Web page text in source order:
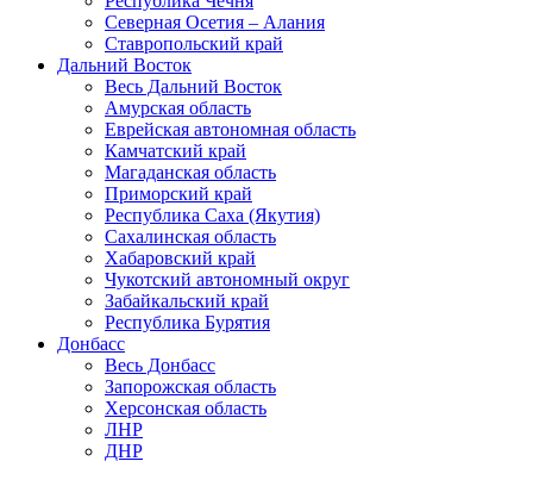
Северная Осетия – Алания
Ставропольский край
Дальний Восток
Весь Дальний Восток
Амурская область
Еврейская автономная область
Камчатский край
Магаданская область
Приморский край
Республика Саха (Якутия)
Сахалинская область
Хабаровский край
Чукотский автономный округ
Забайкальский край
Республика Бурятия
Донбасс
Весь Донбасс
Запорожская область
Херсонская область
ЛНР
ДНР